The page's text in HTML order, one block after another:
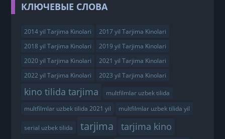
КЛЮЧЕВЫЕ СЛОВА
2014 yil Tarjima Kinolari
2017 yil Tarjima Kinolari
2018 yil Tarjima Kinolari
2019 yil Tarjima Kinolari
2020 yil Tarjima Kinolari
2021 yil Tarjima Kinolari
2022 yil Tarjima Kinolari
2023 yil Tarjima Kinolari
kino tilida tarjima
multfilmlar uzbek tilida
multfilmlar uzbek tilida 2021 yil
multfilmlar uzbek tilida yil
serial uzbek tilida tarjima
tarjima kino